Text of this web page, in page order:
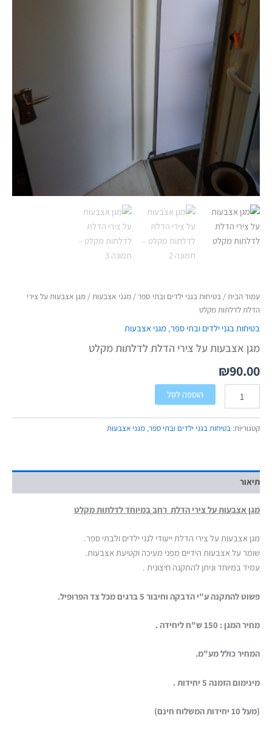
עמוד הבית/ בטיחות בגני ילדים ובתי ספר/ מגני אצבעות/ מגן אצבעות על צירי
הדלת לדלתות מקלט
בטיחות בגני ילדים ובתי ספר, מגני אצבעות
מגן אצבעות על צירי הדלת לדלתות מקלט
₪90.00
הוספה לסל
קטגוריות: בטיחות בגני ילדים ובתי ספר, מגני אצבעות
תיאור
מגן אצבעות על צירי הדלת רחב במיוחד לדלתות מקלט
מגן אצבעות על צירי הדלת ייעודי לגני ילדים ולבתי ספר.
שומר על אצבעות הידיים מפני מעיכה וקטיעת אצבעות.
עמיד במיוחד וניתן להתקנה חיצונית .
פשוט להתקנה ע"י הדבקה וחיבור 5 ברגים מכל צד הפרופיל.
מחיר המגן : 150 ש"ח ליחידה .
המחיר כולל מע"מ.
מינימום הזמנה 5 יחידות .
(מעל 10 יחידות המשלוח חינם)